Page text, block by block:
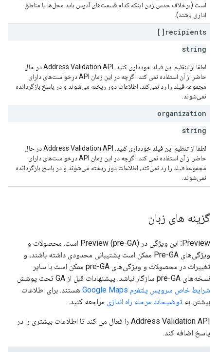
است (برخلاف حدس زدن اینکه کدام قسمت‌های آدرس باید محل‌ها یا مناطق
اداری باشند).
recipients[]
string
لطفا از تنظیم این فیلد خودداری کنید. Address Validation API در حال
حاضر از آن استفاده نمی کند. اگرچه در این زمان API درخواست‌های دارای
مجموعه فیلد را رد نمی‌کند، اطلاعات دور ریخته می‌شوند و در پاسخ بازگردانده
نمی‌شوند.
organization
string
لطفا از تنظیم این فیلد خودداری کنید. Address Validation API در حال
حاضر از آن استفاده نمی کند. اگرچه در این زمان API درخواست‌های دارای
مجموعه فیلد را رد نمی‌کند، اطلاعات دور ریخته می‌شوند و در پاسخ بازگردانده
نمی‌شوند.
گزینه های زبان
Preview: این ویژگی در Preview (pre-GA) است. محصولات و
ویژگی‌های Pre-GA ممکن است پشتیبانی محدودی داشته باشند، و
تغییرات در محصولات و ویژگی‌های pre-GA ممکن است با سایر
نسخه‌های pre-GA سازگار نباشد. پیشنهادات قبل از GA تحت پوشش
شرایط خاص سرویس پلتفرم Google Maps
هستند. برای اطلاعات
بیشتر، به توضیحات مرحله راه اندازی مراجعه کنید.
Address Validation API را فعال می کند تا اطلاعات بیشتری را در
پاسخ اضافه کند.